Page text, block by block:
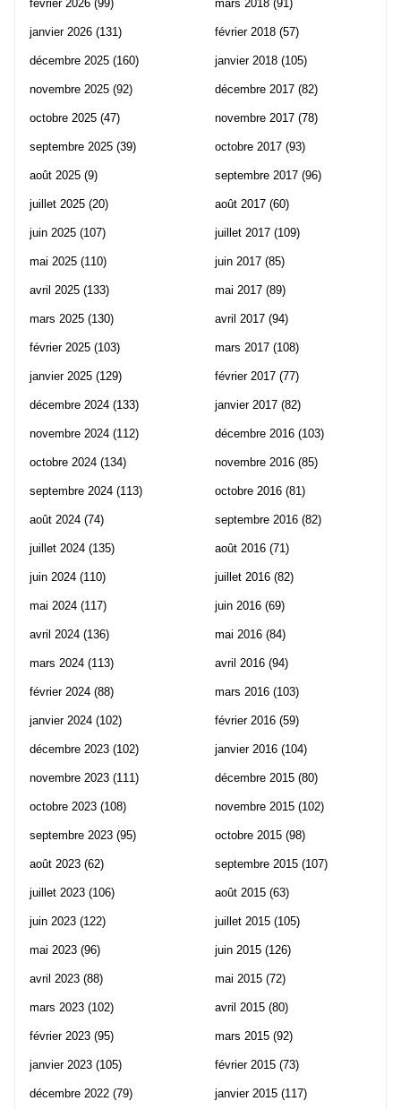
février 2026 (99)
janvier 2026 (131)
décembre 2025 (160)
novembre 2025 (92)
octobre 2025 (47)
septembre 2025 (39)
août 2025 (9)
juillet 2025 (20)
juin 2025 (107)
mai 2025 (110)
avril 2025 (133)
mars 2025 (130)
février 2025 (103)
janvier 2025 (129)
décembre 2024 (133)
novembre 2024 (112)
octobre 2024 (134)
septembre 2024 (113)
août 2024 (74)
juillet 2024 (135)
juin 2024 (110)
mai 2024 (117)
avril 2024 (136)
mars 2024 (113)
février 2024 (88)
janvier 2024 (102)
décembre 2023 (102)
novembre 2023 (111)
octobre 2023 (108)
septembre 2023 (95)
août 2023 (62)
juillet 2023 (106)
juin 2023 (122)
mai 2023 (96)
avril 2023 (88)
mars 2023 (102)
février 2023 (95)
janvier 2023 (105)
décembre 2022 (79)
mars 2018 (91)
février 2018 (57)
janvier 2018 (105)
décembre 2017 (82)
novembre 2017 (78)
octobre 2017 (93)
septembre 2017 (96)
août 2017 (60)
juillet 2017 (109)
juin 2017 (85)
mai 2017 (89)
avril 2017 (94)
mars 2017 (108)
février 2017 (77)
janvier 2017 (82)
décembre 2016 (103)
novembre 2016 (85)
octobre 2016 (81)
septembre 2016 (82)
août 2016 (71)
juillet 2016 (82)
juin 2016 (69)
mai 2016 (84)
avril 2016 (94)
mars 2016 (103)
février 2016 (59)
janvier 2016 (104)
décembre 2015 (80)
novembre 2015 (102)
octobre 2015 (98)
septembre 2015 (107)
août 2015 (63)
juillet 2015 (105)
juin 2015 (126)
mai 2015 (72)
avril 2015 (80)
mars 2015 (92)
février 2015 (73)
janvier 2015 (117)